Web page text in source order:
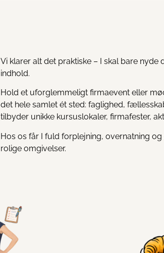
Vi klarer alt det praktiske – I skal bare nyde
indhold.
Hold et uforglemmeligt firmaevent eller
det hele samlet ét sted: faglighed,
tilbyder unikke kursuslokaler, firmafester,
Hos os får I fuld forplejning, overnatning
rolige omgivelser.